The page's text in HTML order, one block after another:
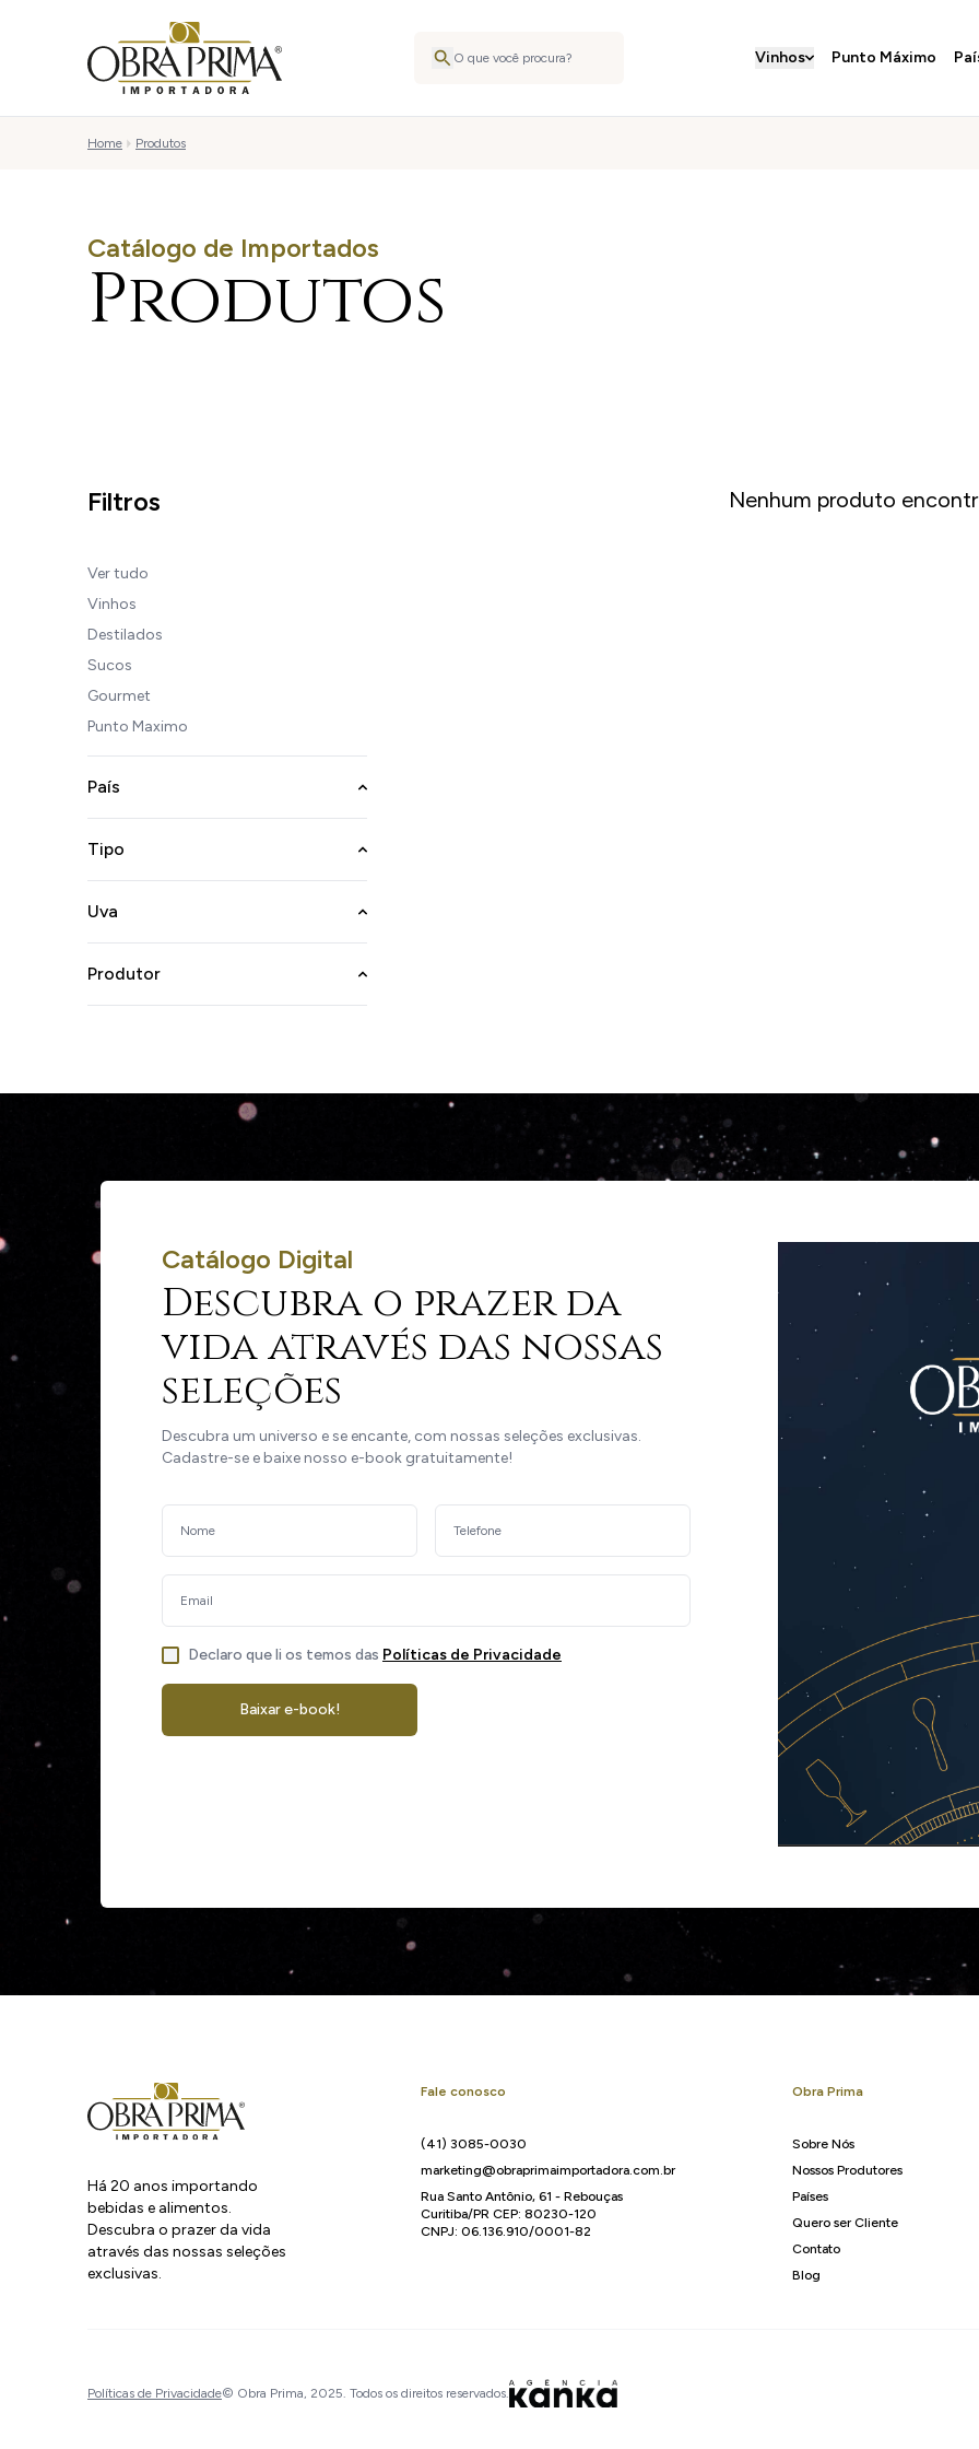
Vinhos Punto Máximo
Home Produtos
Catálogo de Importados
Produtos
Filtros
Ver tudo
Vinhos
Destilados
Sucos
Gourmet
Punto Maximo
País
Tipo
Uva
Produtor
Nenhum produto
Catálogo Digital
Descubra o prazer da
vida através das nossas
seleções
Descubra um universo e se encante, com nossas seleções exclusivas.
Cadastre-se e baixe nosso e-book gratuitamente!
Declaro que li os temos das Políticas de Privacidade
Baixar e-book!
Há 20 anos importando
bebidas e alimentos.
Descubra o prazer da vida
através das nossas seleções
exclusivas.
Fale conosco
(41) 3085-0030
marketing@obraprimaimportadora.com.br
Rua Santo Antônio, 61 - Rebouças
Curitiba/PR CEP: 80230-120
CNPJ: 06.136.910/0001-82
Obra Prima
Sobre Nós
Nossos Produtores
Países
Quero ser Cliente
Contato
Blog
Políticas de Privacidade© Obra Prima, 2025. Todos os direitos reservados.